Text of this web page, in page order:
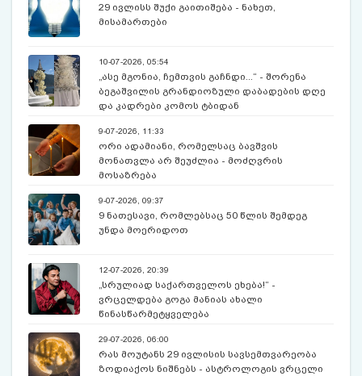
29 ივლისს შუქი გაითიშება - ნახეთ,
მისამართები
10-07-2026, 05:54
„ასე მგონია, ჩემთვის გაჩნდი...“ - შორენა
ბეგაშვილის გრანდიოზული დაბადების დღე
და კადრები კომოს ტბიდან
9-07-2026, 11:33
ორი ადამიანი, რომელსაც ბავშვის
მონათვლა არ შეუძლია - მოძღვრის
მოსაზრება
9-07-2026, 09:37
9 ნათესავი, რომლებსაც 50 წლის შემდეგ
უნდა მოერიდოთ
12-07-2026, 20:39
„სრულიად საქართველოს ეხება!“ -
ვრცელდება გოგა მანიას ახალი
წინასწარმეტყველება
29-07-2026, 06:00
რას მოუტანს 29 ივლისის სავსემთვარეობა
ზოდიაქოს ნიშნებს - ასტროლოგის ვრცელი